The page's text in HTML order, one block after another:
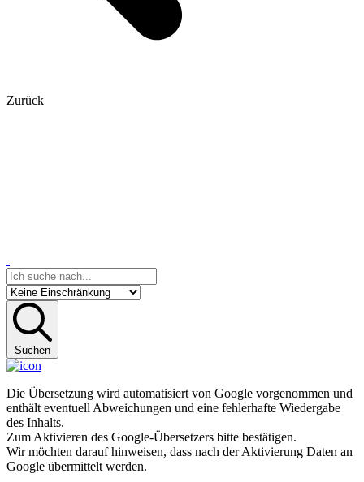
Zurück
Suchen
Die Übersetzung wird automatisiert von Google vorgenommen und
enthält eventuell Abweichungen und eine fehlerhafte Wiedergabe
des Inhalts.
Zum Aktivieren des Google-Übersetzers bitte bestätigen.
Wir möchten darauf hinweisen, dass nach der Aktivierung Daten an
Google übermittelt werden.